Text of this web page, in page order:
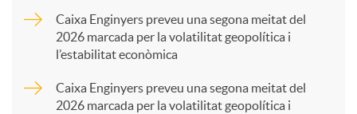
Caixa Enginyers preveu una segona meitat del
2026 marcada per la volatilitat geopolítica i
l’estabilitat econòmica
Caixa Enginyers preveu una segona meitat del
2026 marcada per la volatilitat geopolítica i